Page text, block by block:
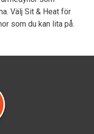
Välj Sit & Heat för
som du kan lita på.